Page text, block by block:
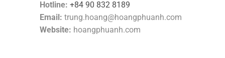
Hotline: +84 90 832 8189
Email: trung.hoang@hoangphuanh.com
Website: hoangphuanh.com